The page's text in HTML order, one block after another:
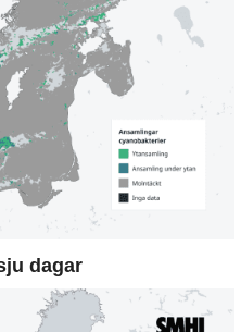
dagar